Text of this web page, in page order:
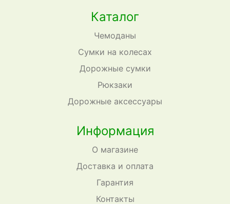
Каталог
Чемоданы
Сумки на колесах
Дорожные сумки
Рюкзаки
Дорожные аксессуары
Информация
О магазине
Доставка и оплата
Гарантия
Контакты